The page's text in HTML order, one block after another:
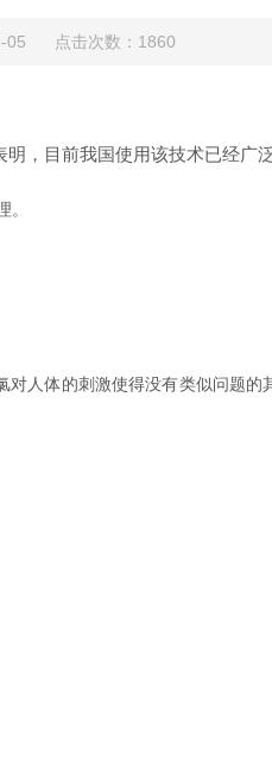
05 点击次数：1860
，目前我国使用该技术已经广
体的刺激使得没有类似问题的